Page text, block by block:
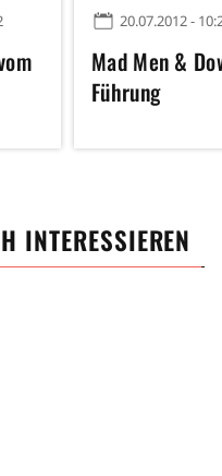
20.07.2012 -
Mad Men &
Führung
INTERESSIEREN